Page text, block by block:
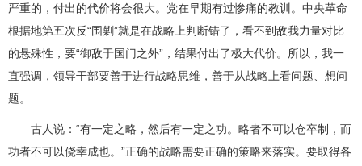
严重的，付出的代价将会很大。党在早期有过惨痛的教训。中央革命
根据地第五次反“围剿”就是在战略上判断错了，看不到敌我力量对比
的悬殊性，要“御敌于国门之外”，结果付出了极大代价。所以，我一
直强调，领导干部要善于进行战略思维，善于从战略上看问题、想问
题。
古人说：“有一定之略，然后有一定之功。略者不可以仓卒制，而
功者不可以侥幸成也。”正确的战略需要正确的策略来落实。要取得各